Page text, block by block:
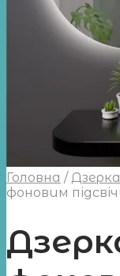
Головна /
фоновим